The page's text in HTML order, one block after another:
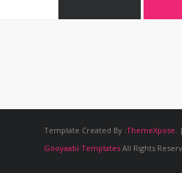
Template Created By :ThemeXpose.
Gooyaabi Templates All Rights